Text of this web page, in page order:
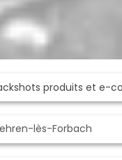
produits et e-